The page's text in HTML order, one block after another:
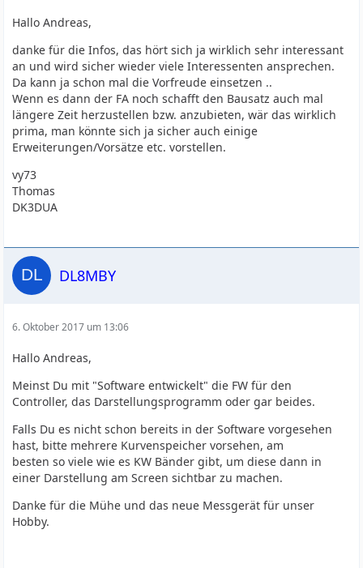
Hallo Andreas,
danke für die Infos, das hört sich ja wirklich sehr interessant
an und wird sicher wieder viele Interessenten ansprechen.
Da kann ja schon mal die Vorfreude einsetzen ..
Wenn es dann der FA noch schafft den Bausatz auch mal
längere Zeit herzustellen bzw. anzubieten, wär das wirklich
prima, man könnte sich ja sicher auch einige
Erweiterungen/Vorsätze etc. vorstellen.
vy73
Thomas
DK3DUA
DL8MBY
6. Oktober 2017 um 13:06
Hallo Andreas,
Meinst Du mit "Software entwickelt" die FW für den
Controller, das Darstellungsprogramm oder gar beides.
Falls Du es nicht schon bereits in der Software vorgesehen
hast, bitte mehrere Kurvenspeicher vorsehen, am
besten so viele wie es KW Bänder gibt, um diese dann in
einer Darstellung am Screen sichtbar zu machen.
Danke für die Mühe und das neue Messgerät für unser
Hobby.